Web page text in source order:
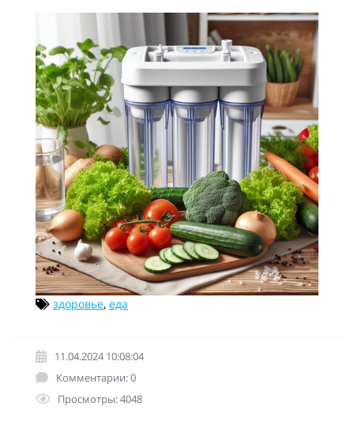
здоровье, еда
11.04.2024 10:08:04
Комментарии: 0
Просмотры: 4048